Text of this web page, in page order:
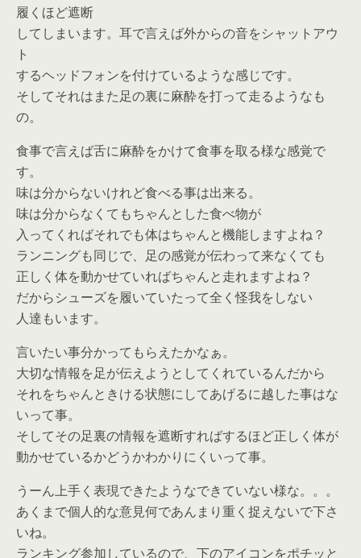
履くほど遮断
してしまいます。耳で言えば外からの音をシャットアウ
ト
するヘッドフォンを付けているような感じです。
そしてそれはまた足の裏に麻酔を打って走るようなも
の。
食事で言えば舌に麻酔をかけて食事を取る様な感覚で
す。
味は分からないけれど食べる事は出来る。
味は分からなくてもちゃんとした食べ物が
入ってくればそれでも体はちゃんと機能しますよね？
ランニングも同じで、足の感覚が伝わって来なくても
正しく体を動かせていればちゃんと走れますよね？
だからシューズを履いていたって全く怪我をしない
人達もいます。
言いたい事分かってもらえたかなぁ。
大切な情報を足が伝えようとしてくれているんだから
それをちゃんときける状態にしてあげるに越した事はな
いって事。
そしてその足裏の情報を遮断すればするほど正しく体が
動かせているかどうかわかりにくいって事。
うーん上手く表現できたようなできていない様な。。。
あくまで個人的な意見何であんまり重く捉えないで下さ
いね。
ランキング参加しているので、下のアイコンをポチッと